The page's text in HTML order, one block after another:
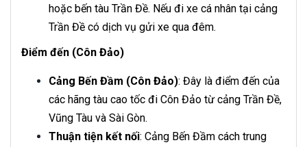
hoặc bến tàu Trần Đề. Nếu đi xe cá nhân tại cảng
Trần Đề có dịch vụ gửi xe qua đêm.
Điểm đến (Côn Đảo)
Cảng Bến Đầm (Côn Đảo): Đây là điểm đến của
các hãng tàu cao tốc đi Côn Đảo từ cảng Trần Đề,
Vũng Tàu và Sài Gòn.
Thuận tiện kết nối: Cảng Bến Đầm cách trung